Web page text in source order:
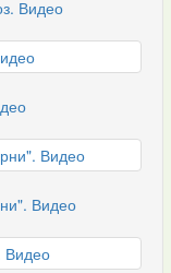
Видео
Видео